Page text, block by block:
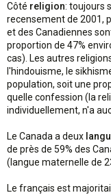
Côté religion: toujours
recensement de 2001,
et des Canadiennes
proportion de 47%
cas). Les autres
l'hindouisme, le
population, soit une
quelle confession (la
individuellement, n'a
Le Canada a deux
de près de 59% des
(langue maternelle de
Le français est